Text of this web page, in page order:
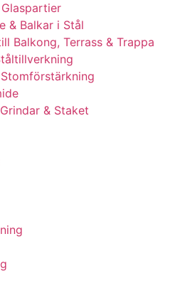
& Balkar i Stål
Balkong, Terrass & Trappa
& Staket